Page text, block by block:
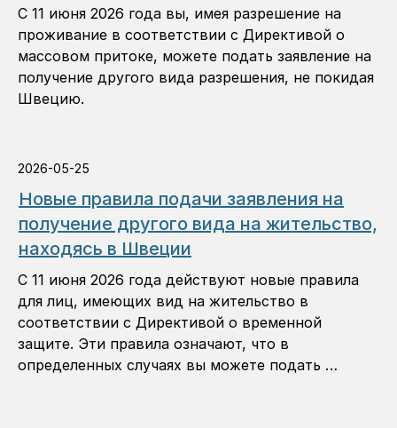
С 11 июня 2026 года вы, имея разрешение на
проживание в соответствии с Директивой о
массовом притоке, можете подать заявление на
получение другого вида разрешения, не покидая
Швецию.
2026-05-25
Новые правила подачи заявления на
получение другого вида на жительство,
находясь в Швеции
С 11 июня 2026 года действуют новые правила
для лиц, имеющих вид на жительство в
соответствии с Директивой о временной
защите. Эти правила означают, что в
определенных случаях вы можете подать …